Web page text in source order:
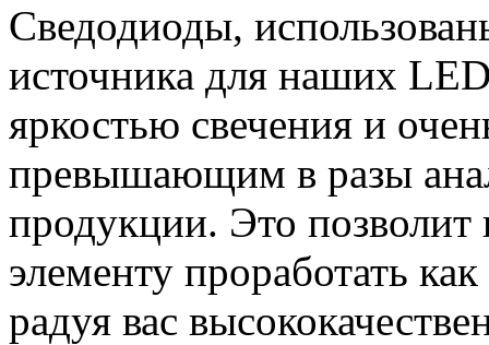
Сведодиоды,
источника для наших
яркостью свечения и
превышающим в разы
продукции. Это
элементу проработать
радуя вас